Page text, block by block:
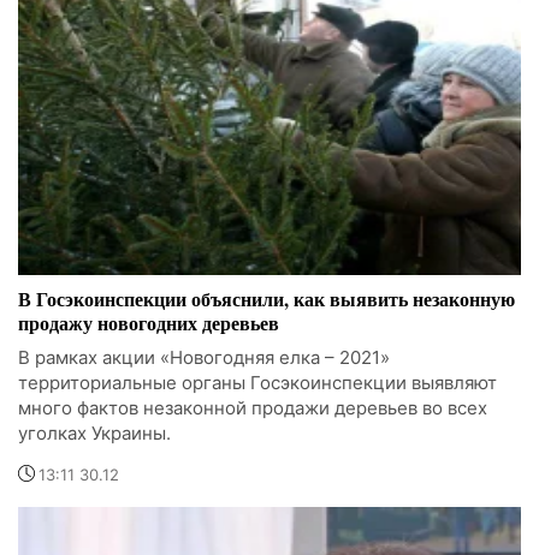
В Госэкоинспекции объяснили, как выявить незаконную
продажу новогодних деревьев
В рамках акции «Новогодняя елка – 2021»
территориальные органы Госэкоинспекции выявляют
много фактов незаконной продажи деревьев во всех
уголках Украины.
13:11 30.12